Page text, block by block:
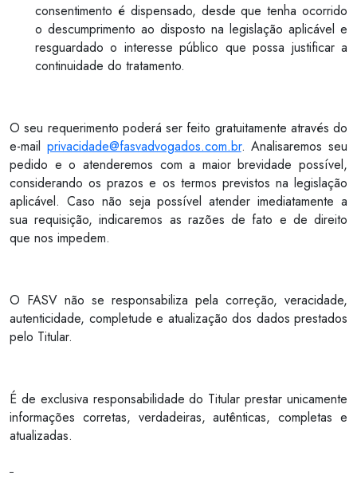
consentimento é dispensado, desde que tenha ocorrido
o descumprimento ao disposto na legislação aplicável e
resguardado o interesse público que possa justificar a
continuidade do tratamento.
O seu requerimento poderá ser feito gratuitamente através do
e-mail privacidade@fasvadvogados.com.br. Analisaremos seu
pedido e o atenderemos com a maior brevidade possível,
considerando os prazos e os termos previstos na legislação
aplicável. Caso não seja possível atender imediatamente a
sua requisição, indicaremos as razões de fato e de direito
que nos impedem.
O FASV não se responsabiliza pela correção, veracidade,
autenticidade, completude e atualização dos dados prestados
pelo Titular.
É de exclusiva responsabilidade do Titular prestar unicamente
informações corretas, verdadeiras, autênticas, completas e
atualizadas.